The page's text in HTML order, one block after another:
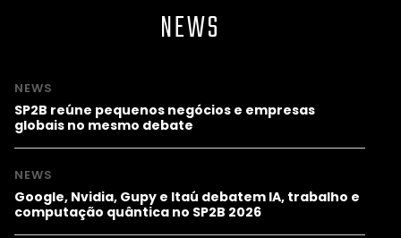
NEWS
NEWS
SP2B reúne pequenos negócios e empresas
globais no mesmo debate
NEWS
Google, Nvidia, Gupy e Itaú debatem IA, trabalho e
computação quântica no SP2B 2026